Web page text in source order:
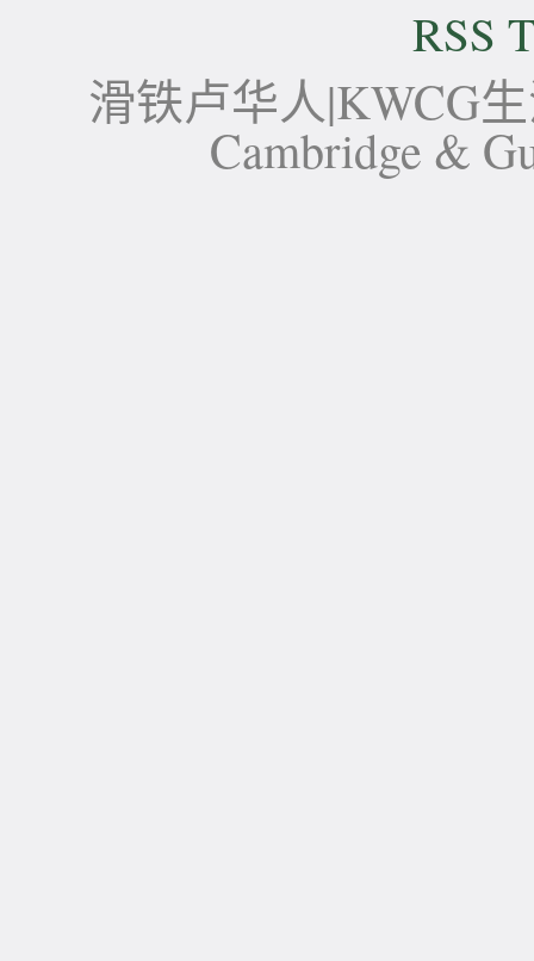
RSS
滑铁卢华人|KWCG
Cambridge &